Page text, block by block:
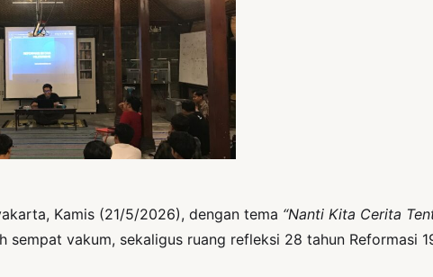
Kamis (21/5/2026), dengan tema “Nanti Kita Cerita
vakum, sekaligus ruang refleksi 28 tahun Reformasi